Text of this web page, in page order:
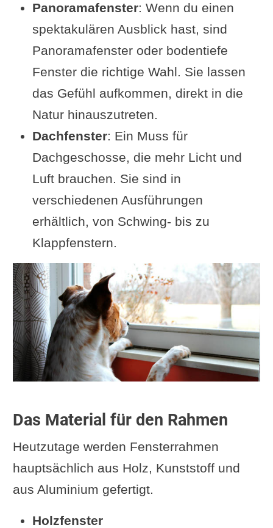
Panoramafenster: Wenn du einen
spektakulären Ausblick hast, sind
Panoramafenster oder bodentiefe
Fenster die richtige Wahl. Sie lassen
das Gefühl aufkommen, direkt in die
Natur hinauszutreten.
Dachfenster: Ein Muss für
Dachgeschosse, die mehr Licht und
Luft brauchen. Sie sind in
verschiedenen Ausführungen
erhältlich, von Schwing- bis zu
Klappfenstern.
Das Material für den Rahmen
Heutzutage werden Fensterrahmen
hauptsächlich aus Holz, Kunststoff und
aus Aluminium gefertigt.
Holzfenster